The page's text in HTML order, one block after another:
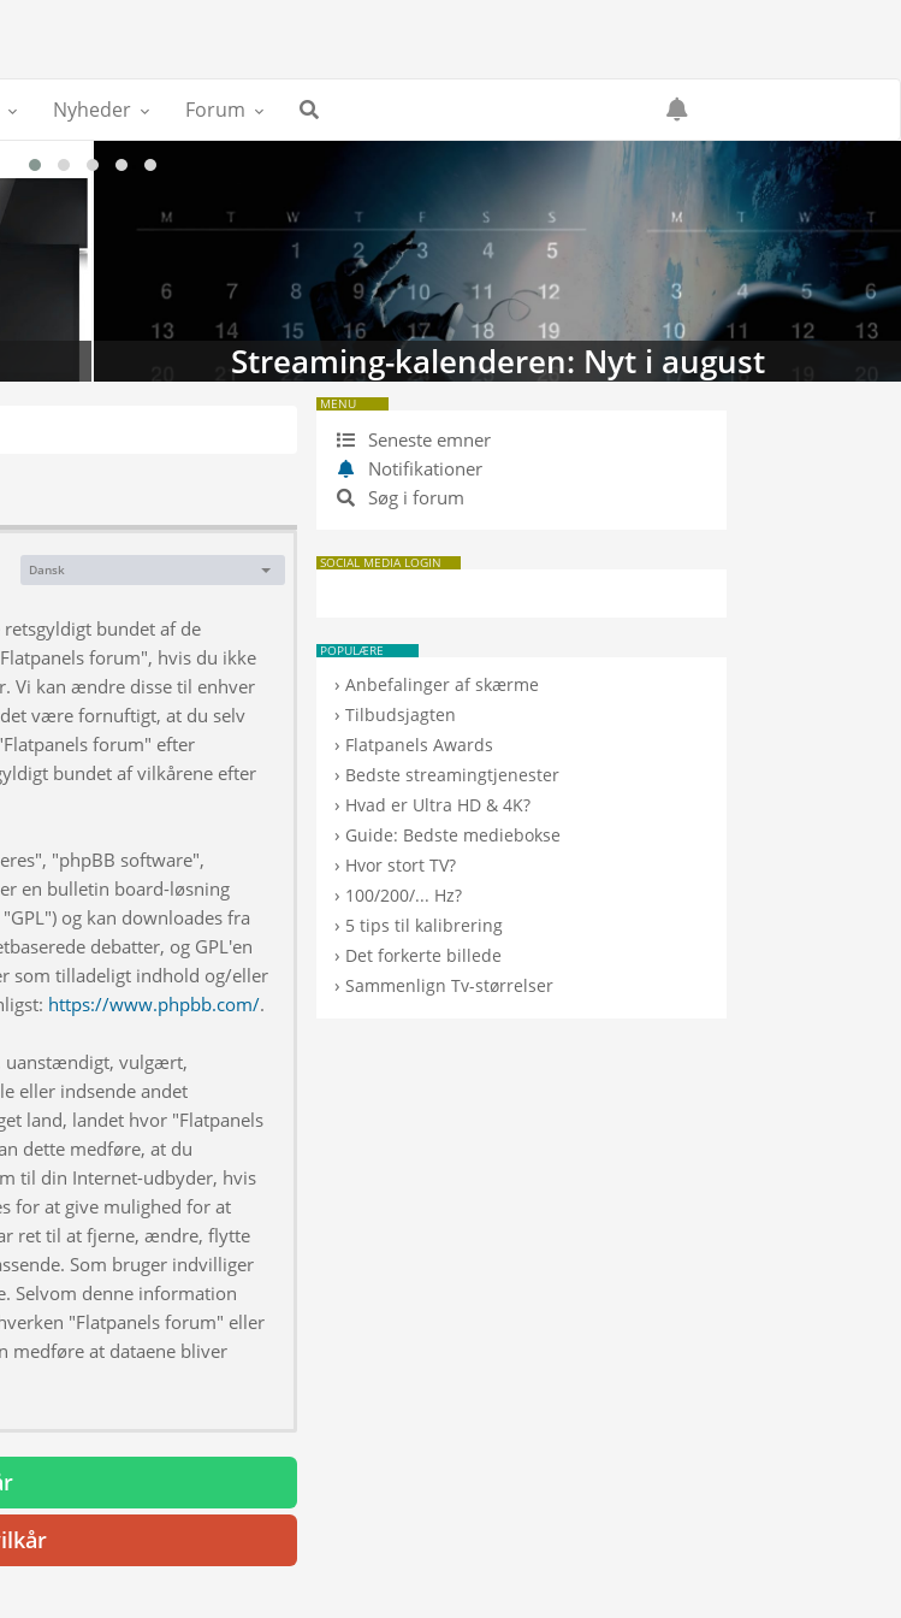
Nyheder Forum
Streaming-kalenderen: Nyt i august
Sprog:
Dansk
bundet af de
forum", hvis du ikke
Vi kan ændre disse til enhver
være fornuftigt, at du selv
forum" efter
bundet af vilkårene efter
"phpBB software",
en bulletin board-løsning
og kan downloades fra
debatter, og GPL'en
som tilladeligt indhold og/eller
https://www.phpbb.com/.
uanstændigt, vulgært,
eller indsende andet
land, landet hvor "Flatpanels
dette medføre, at du
til din Internet-udbyder, hvis
for at give mulighed for at
ret til at fjerne, ændre, flytte
Som bruger indvilliger
Selvom denne information
"Flatpanels forum" eller
medføre at dataene bliver
MENU
Seneste emner
Notifikationer
Søg i forum
SOCIAL MEDIA LOGIN
POPULÆRE
›Anbefalinger af skærme
›Tilbudsjagten
› Flatpanels Awards
› Bedste streamingtjenester
› Hvad er Ultra HD & 4K?
› Guide: Bedste mediebokse
› Hvor stort TV?
› 100/200/... Hz?
› 5 tips til kalibrering
› Det forkerte billede
›Sammenlign Tv-størrelser